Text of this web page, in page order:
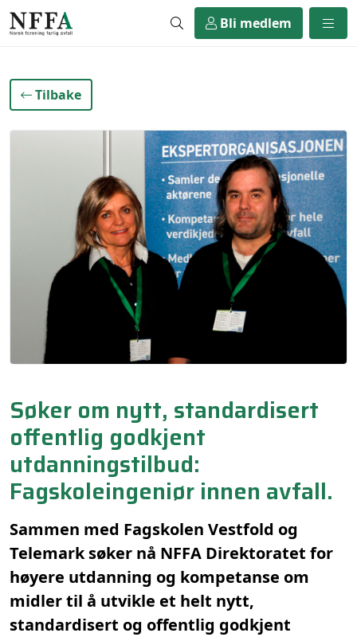
Bli medlem
Tilbake
Søker om nytt, standardisert
offentlig godkjent
utdanningstilbud:
Fagskoleingeniør innen avfall.
Sammen med Fagskolen Vestfold og
Telemark søker nå NFFA Direktoratet for
høyere utdanning og kompetanse om
midler til å utvikle et helt nytt,
standardisert og offentlig godkjent